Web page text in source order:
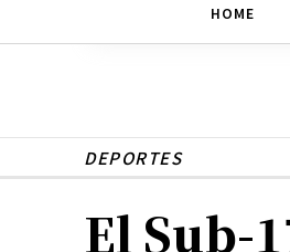
HOME
DEPORTES
El Sub-